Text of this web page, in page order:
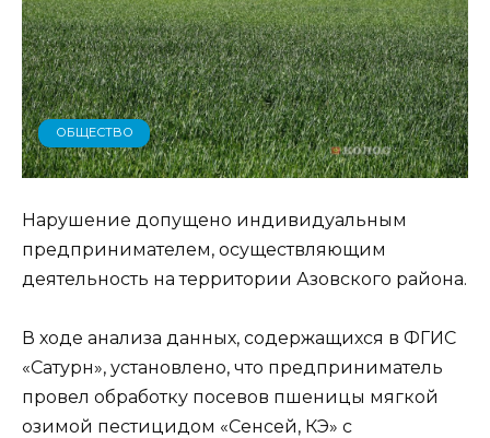
ОБЩЕСТВО
Нарушение допущено индивидуальным
предпринимателем, осуществляющим
деятельность на территории Азовского района.
В ходе анализа данных, содержащихся в ФГИС
«Сатурн», установлено, что предприниматель
провел обработку посевов пшеницы мягкой
озимой пестицидом «Сенсей, КЭ» с